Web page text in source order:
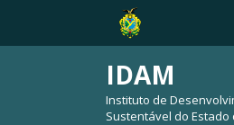
IDAM
Instituto de
Sustentável do Estado